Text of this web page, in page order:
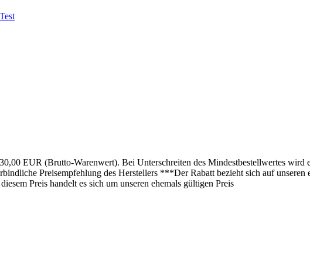
EUR (Brutto-Warenwert). Bei Unterschreiten des Mindestbestellwertes wird
Preisempfehlung des Herstellers ***Der Rabatt bezieht sich auf unseren
Preis handelt es sich um unseren ehemals gültigen Preis